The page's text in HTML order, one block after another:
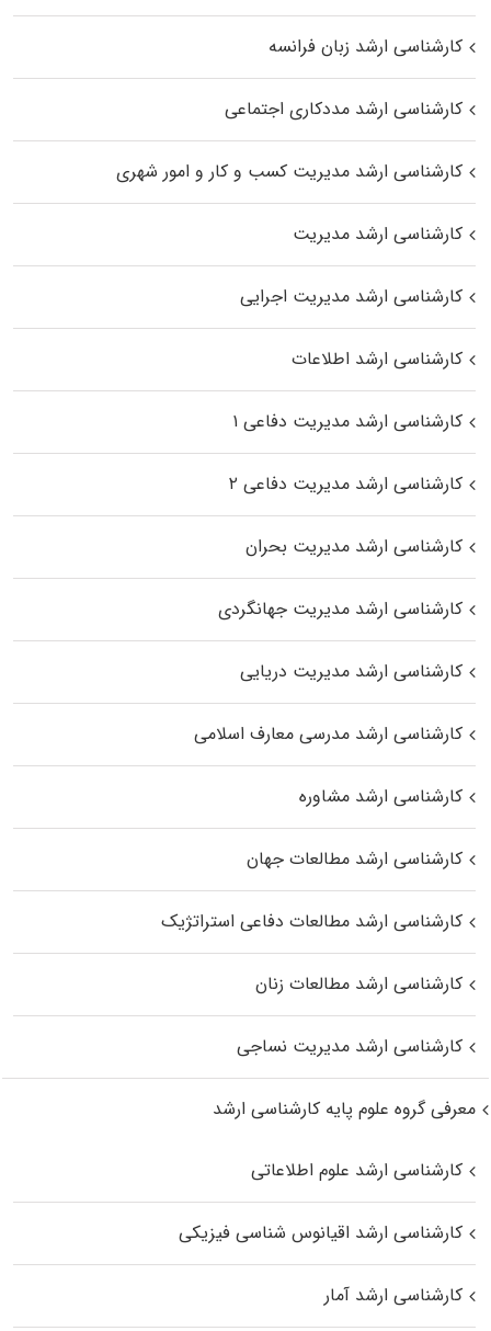
کارشناسی ارشد زبان فرانسه
کارشناسی ارشد مددکاری اجتماعی
کارشناسی ارشد مدیریت کسب و کار و امور شهری
کارشناسی ارشد مدیریت
کارشناسی ارشد مدیریت اجرایی
کارشناسی ارشد اطلاعات
کارشناسی ارشد مدیریت دفاعی ۱
کارشناسی ارشد مدیریت دفاعی ۲
کارشناسی ارشد مدیریت بحران
کارشناسی ارشد مدیریت جهانگردی
کارشناسی ارشد مدیریت دریایی
کارشناسی ارشد مدرسی معارف اسلامی
کارشناسی ارشد مشاوره
کارشناسی ارشد مطالعات جهان
کارشناسی ارشد مطالعات دفاعی استراتژیک
کارشناسی ارشد مطالعات زنان
کارشناسی ارشد مدیریت نساجی
معرفی گروه علوم پایه کارشناسی ارشد
کارشناسی ارشد علوم اطلاعاتی
کارشناسی ارشد اقیانوس‌ شناسی فیزیکی
کارشناسی ارشد آمار